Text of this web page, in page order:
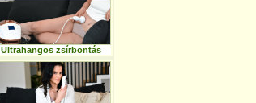
Ultrahangos zsírbontás